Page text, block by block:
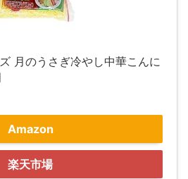
月のうさぎ冷やし中華こんに
Amazon
楽天市場